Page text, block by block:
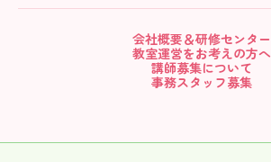
会社概要＆研修センター
教室運営をお考えの方へ
講師募集について
事務スタッフ募集